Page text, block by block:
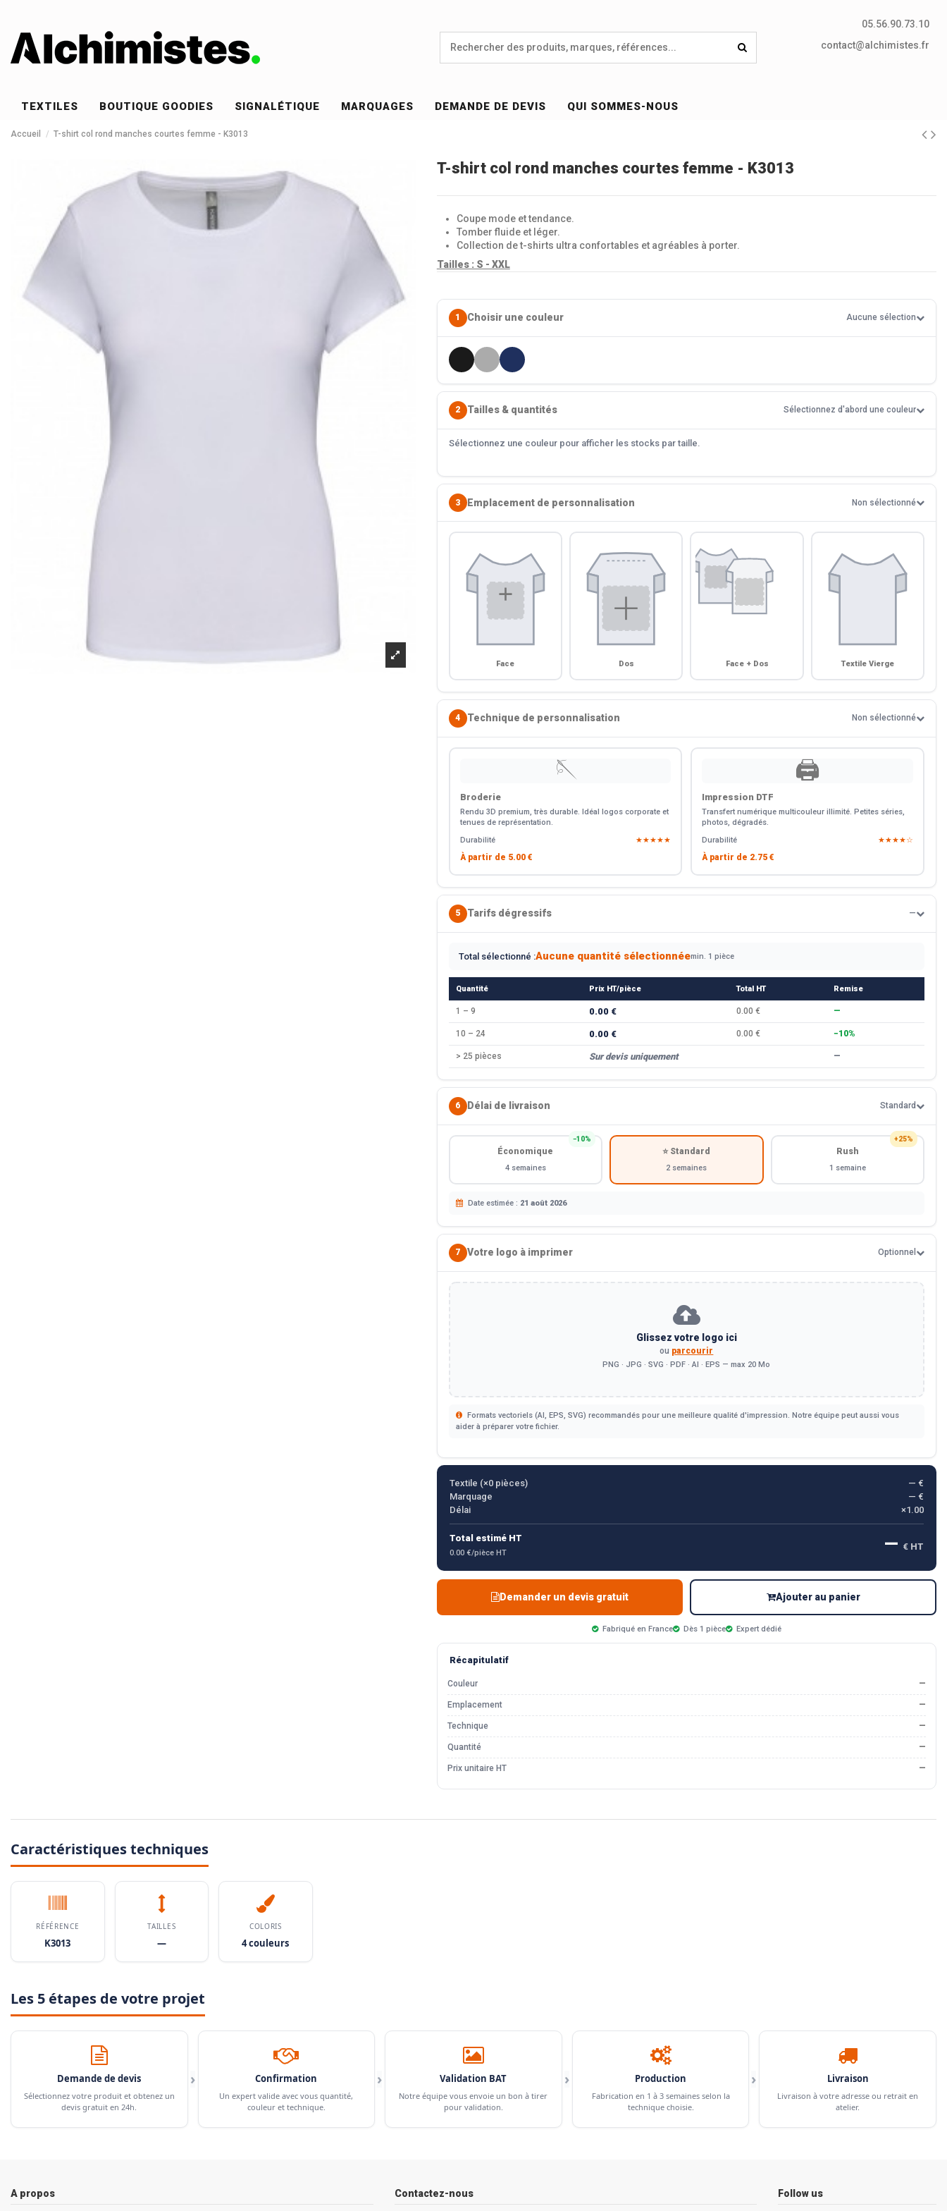
05.56.90.73.10
contact@alchimistes.fr
TEXTILES BOUTIQUE GOODIES SIGNALÉTIQUE MARQUAGES DEMANDE DE DEVIS QUI SOMMES-NOUS
Accueil T-shirt col rond manches courtes femme - K3013
T-shirt col rond manches courtes femme - K3013
Coupe mode et tendance.
Tomber fluide et léger.
Collection de t-shirts ultra confortables et agréables à porter.
Tailles : S - XXL
1 Choisir une couleur Aucune sélection
2 Tailles & quantités Sélectionnez d'abord une couleur
Sélectionnez une couleur pour afficher les stocks par taille.
3 Emplacement de personnalisation Non sélectionné
Face Dos Face + Dos Textile Vierge
4 Technique de personnalisation Non sélectionné
🪡
Broderie
Rendu 3D premium, très durable. Idéal logos corporate et
tenues de représentation.
Durabilité
★★★★★
À partir de 5.00 €
🖨️
Impression DTF
Transfert numérique multicouleur illimité. Petites séries,
photos, dégradés.
Durabilité
★★★★☆
À partir de 2.75 €
5 Tarifs dégressifs —
Total sélectionné :Aucune quantité sélectionnéemin. 1 pièce
Quantité Prix HT/pièce Total HT Remise
1 – 9 0.00 € 0.00 € —
10 – 24 0.00 € 0.00 € −10%
> 25 pièces Sur devis uniquement —
6 Délai de livraison Standard
−10%
Économique
4 semaines
⭐ Standard
2 semaines
+25%
Rush
1 semaine
Date estimée : 21 août 2026
7 Votre logo à imprimer Optionnel
Glissez votre logo ici
ou parcourir
PNG · JPG · SVG · PDF · AI · EPS — max 20 Mo
Formats vectoriels (AI, EPS, SVG) recommandés pour une meilleure qualité d'impression. Notre équipe peut aussi vous
aider à préparer votre fichier.
Textile (×0pièces)
— €
Marquage
— €
Délai
×1.00
Total estimé HT
0.00 €/pièce HT — € HT
Demander un devis gratuit Ajouter au panier
Fabriqué en France Dès 1 pièce Expert dédié
Récapitulatif
Couleur —
Emplacement —
Technique —
Quantité —
Prix unitaire HT —
Caractéristiques techniques
RÉFÉRENCE
K3013
TAILLES
—
COLORIS
4 couleurs
Les 5 étapes de votre projet
Demande de devis
Sélectionnez votre produit et obtenez un
devis gratuit en 24h.
› Confirmation
Un expert valide avec vous quantité,
couleur et technique.
› Validation BAT
Notre équipe vous envoie un bon à tirer
pour validation.
› Production
Fabrication en 1 à 3 semaines selon la
technique choisie.
› Livraison
Livraison à votre adresse ou retrait en
atelier.
A propos Contactez-nous Follow us